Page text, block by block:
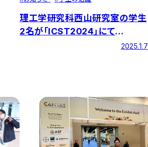
理工学研究科西山研究室の学生
2名が「ICST2024」にて
2025.1.7